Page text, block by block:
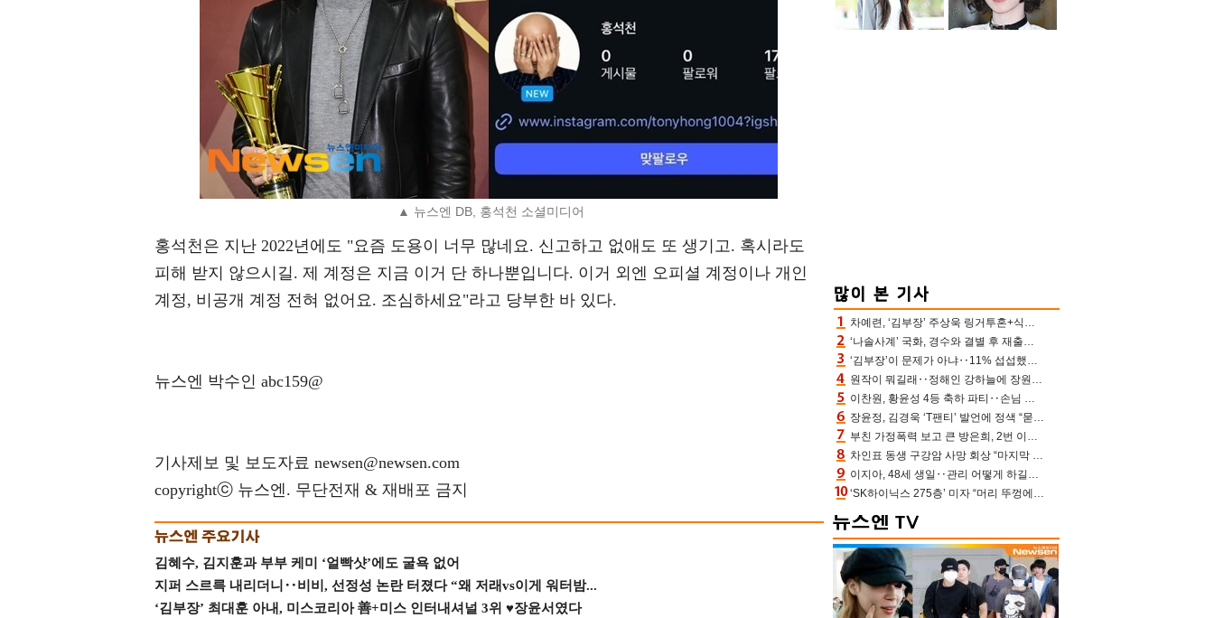
▲ 뉴스엔 DB, 홍석천 소셜미디어
홍석천은 지난 2022년에도 "요즘 도용이 너무 많네요. 신고하고 없애도 또 생기고. 혹시라도
피해 받지 않으시길. 제 계정은 지금 이거 단 하나뿐입니다. 이거 외엔 오피셜 계정이나 개인
계정, 비공개 계정 전혀 없어요. 조심하세요"라고 당부한 바 있다.
뉴스엔 박수인 abc159@
기사제보 및 보도자료 newsen@newsen.com
copyrightⓒ 뉴스엔. 무단전재 & 재배포 금지
김혜수, 김지훈과 부부 케미 ‘얼빡샷’에도 굴욕 없어
지퍼 스르륵 내리더니‥비비, 선정성 논란 터졌다 “왜 저래vs이게 워터밤...
‘김부장’ 최대훈 아내, 미스코리아 善+미스 인터내셔널 3위 ♥장윤서였다
차예련, ‘김부장’ 주상욱 링거투혼+식스팩 비화 “옷 벗는데 아저씨는 안 된다고”(차장금)
‘나솔사계’ 국화, 경수와 결별 후 재출연…첫인상 3표 몰표
‘김부장’이 문제가 아냐‥11% 섭섭했던 ‘재벌X형사2’ 돈·빽 총동원해 컴백 [TV보고서]
원작이 뭐길래‥정해인 강하늘에 장원영까지 참여한 이 영화
이찬원, 황윤성 4등 축하 파티‥손님 모으려 블랙핑크 지수와 친한 척(편스토랑)[어제TV]
장윤정, 김경욱 ‘T팬티’ 발언에 정색 “묻지 않았는데, 그것도 성희롱”(장공장)
부친 가정폭력 보고 큰 방은희, 2번 이혼 후 잠수→母 고독사에 자책(특종세상)[어제TV]
차인표 동생 구강암 사망 회상 “마지막 순간 동생 손 잡아준 신애라, 두고두고 고마워” (신애라이프)
이지아, 48세 생일‥관리 어떻게 하길래 놀라운 동안 미모
‘SK하이닉스 275층’ 미자 “머리 뚜껑에서 사, 주식만 안 해도 돈 버는 것”